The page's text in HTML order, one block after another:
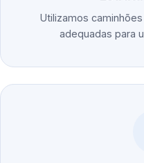
Utilizamos
adequadas para